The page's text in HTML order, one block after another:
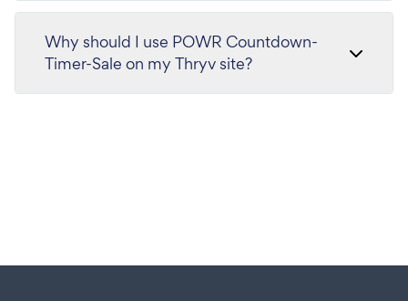
Why should I use POWR Countdown-
Timer-Sale on my Thryv site?